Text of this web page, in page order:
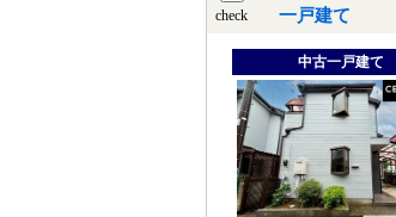
check
一戸建て
中古一戸建て